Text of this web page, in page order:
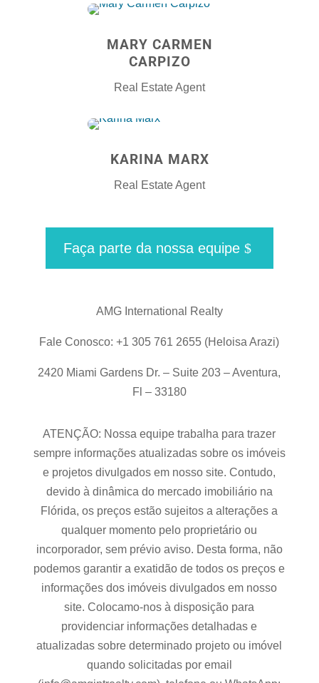
MARY CARMEN
CARPIZO
Real Estate Agent
KARINA MARX
Real Estate Agent
Faça parte da nossa equipe
AMG International Realty
Fale Conosco: +1 305 761 2655 (Heloisa Arazi)
2420 Miami Gardens Dr. – Suite 203 – Aventura,
Fl – 33180
ATENÇÃO: Nossa equipe trabalha para trazer
sempre informações atualizadas sobre os imóveis
e projetos divulgados em nosso site. Contudo,
devido à dinâmica do mercado imobiliário na
Flórida, os preços estão sujeitos a alterações a
qualquer momento pelo proprietário ou
incorporador, sem prévio aviso. Desta forma, não
podemos garantir a exatidão de todos os preços e
informações dos imóveis divulgados em nosso
site. Colocamo-nos à disposição para
providenciar informações detalhadas e
atualizadas sobre determinado projeto ou imóvel
quando solicitadas por email